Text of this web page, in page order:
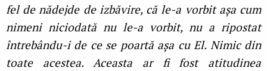
fel de nădejde de izbăvire, că le-a vorbit așa cum
nimeni niciodată nu le-a vorbit, nu a ripostat
întrebându-i de ce se poartă așa cu El. Nimic din
toate acestea. Aceasta ar fi fost atitudinea